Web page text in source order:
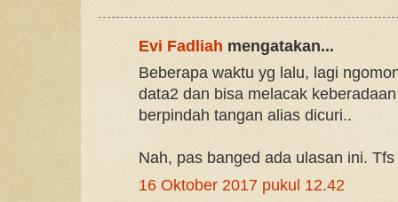
Evi Fadliah mengatakan...
Beberapa waktu yg lalu, lagi
data2 dan bisa melacak
berpindah tangan alias dicuri..
Nah, pas banged ada ulasan ini.
16 Oktober 2017 pukul 12.42